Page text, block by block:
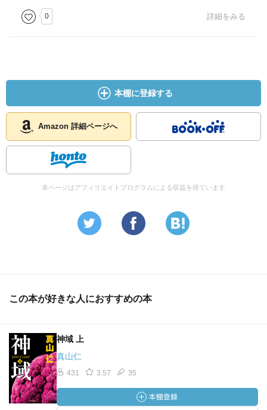
0 詳細をみる
本棚に登録する
Amazon 詳細ページへ
本ページはアフィリエイトプログラムによる収益を得ています
この本が好きな人におすすめの本
神域 上
真山仁
431 3.57 35